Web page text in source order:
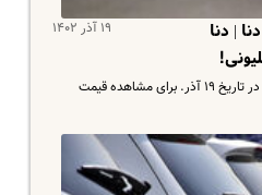
۱۹ آذر ۱۴۰۲
| دنا
بررسی قیمت روز و جدید انواع خودرو دنا در تاریخ ۱۹ آذر. برای مشاهده قیمت